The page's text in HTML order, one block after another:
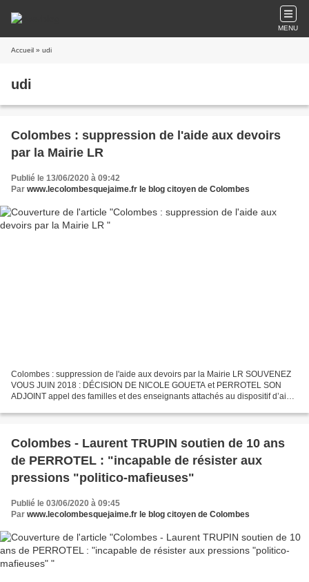
MENU
Accueil » udi
udi
Colombes : suppression de l'aide aux devoirs
par la Mairie LR
Publié le 13/06/2020 à 09:42
Par www.lecolombesquejaime.fr le blog citoyen de Colombes
Colombes : suppression de l'aide aux devoirs par la Mairie LR SOUVENEZ
VOUS JUIN 2018 : DÉCISION DE NICOLE GOUETA et PERROTEL SON
ADJOINT appel des familles et des enseignants attachés au dispositif d’aide
Colombes - Laurent TRUPIN soutien de 10 ans
de PERROTEL : "incapable de résister aux
pressions "politico-mafieuses"
Publié le 03/06/2020 à 09:45
Par www.lecolombesquejaime.fr le blog citoyen de Colombes